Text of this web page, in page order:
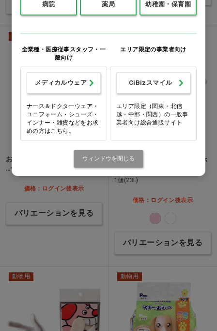
バリエーションを見る
動物用
おくすりちょーだい 1個(50g)
…他
価格：ログイン後表示
バリエーションを見る
動物用
ソフトタブワイド [伊勢藤] ホ
ワイト…他
1個(23L)
価格：ログイン後表示
バリエーションを見る
動物用 動物用
病院 薬局 幼稚園・保育園
全業種・医療従事スタッフ・一
般向け
メディカルウェア
ナース＆ドクターウェア・
ユニフォーム・シューズ・
インナー・雑貨などをお求
めの方はこちら。
エリア限定の事業者向け
CiBizスマイル
エリア限定（関東・北信
越・中部・関西）の一般事
業者向け総合通販サイト
ウィンドウを閉じる